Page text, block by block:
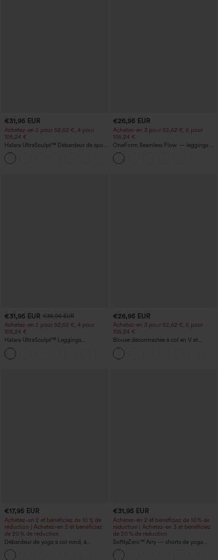
€31,95 EUR
Achetez-en 2 pour 52,62 €, 4 pour
105,24 €
Halara UltraSculpt™ Débardeur de sport
à col rond et ourlet arrondi
€26,95 EUR
Achetez-en 3 pour 52,62 €, 6 pour
105,24 €
OneForm Seamless Flow — leggings de
yoga sans coutures, taille mi-haute, effet
gainant pour le ventre et liftant pour les
fesses
€31,95 EUR €35,95 EUR
Achetez-en 2 pour 52,62 €, 4 pour
105,24 €
Halara UltraSculpt™ Leggings
d'entraînement sculptants taille haute,
effet ventre plat, avec poche
€26,95 EUR
Achetez-en 3 pour 52,62 €, 6 pour
105,24 €
Blouse décontractée à col en V et
manches courtes bouffantes
€17,95 EUR
Achetez-en 2 et bénéficiez de 10 % de
réduction | Achetez-en 3 et bénéficiez
de 20 % de réduction
Débardeur de yoga à col rond, à
fronces, effet rafraîchissant - UPF50+
€31,95 EUR
Achetez-en 2 et bénéficiez de 10 % de
réduction | Achetez-en 3 et bénéficiez
de 20 % de réduction
SoftlyZero™ Airy — shorts de yoga
super taille haute 2-en-1 InstantCool
avec poches